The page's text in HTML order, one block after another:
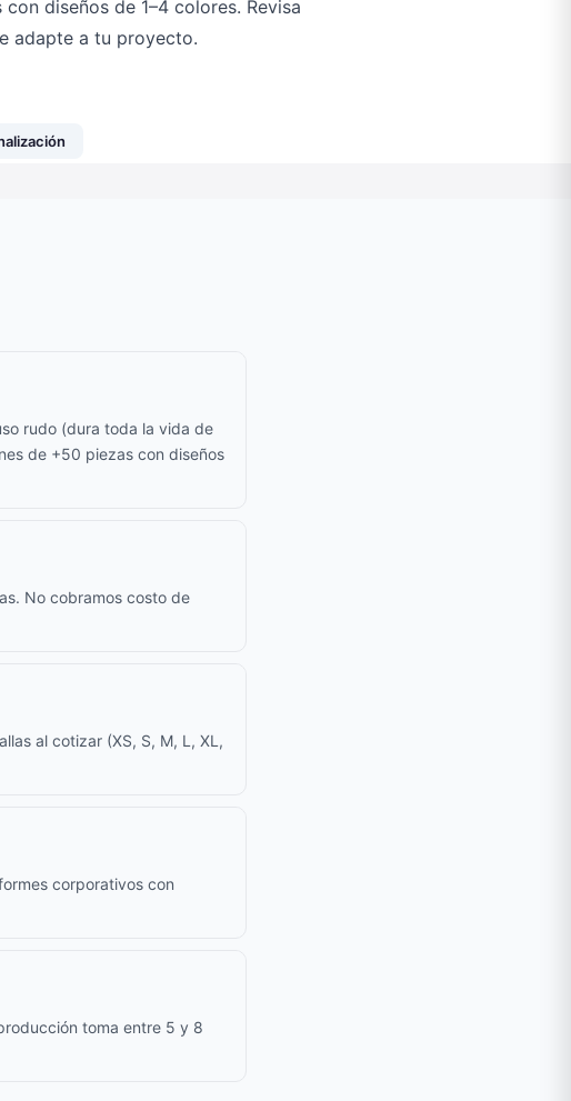
diseños de 1–4 colores. Revisa
adapte a tu proyecto.
rudo (dura toda la vida de
de +50 piezas con diseños
No cobramos costo de
al cotizar (XS, S, M, L, XL,
corporativos con
toma entre 5 y 8